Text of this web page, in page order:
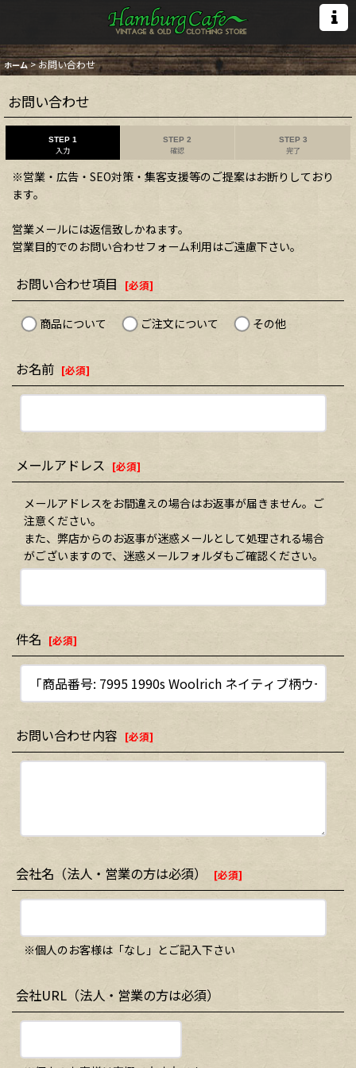
ホーム >お問い合わせ
お問い合わせ
STEP 1
入力
STEP 2
確認
STEP 3
完了
※営業・広告・SEO対策・集客支援等のご提案はお断りしており
ます。
営業メールには返信致しかねます。
営業目的でのお問い合わせフォーム利用はご遠慮下さい。
お問い合わせ項目 [必須]
商品について ご注文について その他
お名前 [必須]
メールアドレス [必須]
メールアドレスをお間違えの場合はお返事が届きません。ご
注意ください。
また、弊店からのお返事が迷惑メールとして処理される場合
がございますので、迷惑メールフォルダもご確認ください。
件名 [必須]
お問い合わせ内容 [必須]
会社名（法人・営業の方は必須） [必須]
※個人のお客様は「なし」とご記入下さい
会社URL（法人・営業の方は必須）